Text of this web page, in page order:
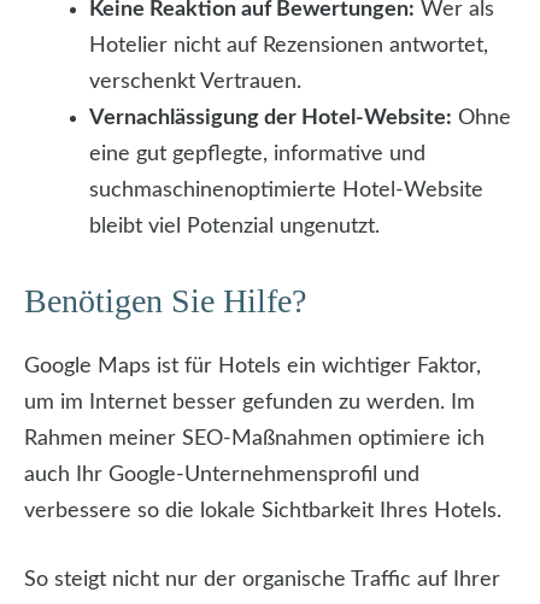
Keine Reaktion auf Bewertungen: Wer als
Hotelier nicht auf Rezensionen antwortet,
verschenkt Vertrauen.
Vernachlässigung der Hotel-Website: Ohne
eine gut gepflegte, informative und
suchmaschinenoptimierte Hotel-Website
bleibt viel Potenzial ungenutzt.
Benötigen Sie Hilfe?
Google Maps ist für Hotels ein wichtiger Faktor,
um im Internet besser gefunden zu werden. Im
Rahmen meiner SEO-Maßnahmen optimiere ich
auch Ihr Google-Unternehmensprofil und
verbessere so die lokale Sichtbarkeit Ihres Hotels.
So steigt nicht nur der organische Traffic auf Ihrer